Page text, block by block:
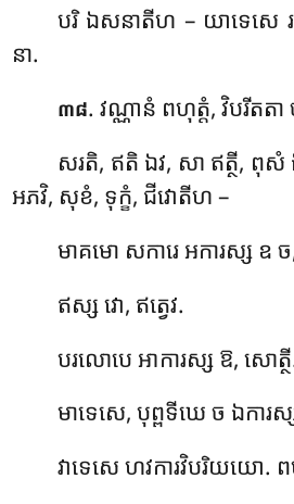
បរិ ឯសនាតីហ – យាទេសេ
នា.
៣៨. វណ្ណានំ ពហុត្តំ, វិបរីតតា
សរតិ, ឥតិ ឯវ, សា ឥត្ថី, ពុ
អភវិ, សុខំ, ទុក្ខំ, ជីវោតីហ –
មាគមោ សការេ អការស្ស ឧ
ឥស្ស វោ, ឥត្វេវ.
បរលោបេ អាការស្ស ឱ, សោត្
មាទេសេ, បុព្ពទីឃេ ច ឯការ
វាទេសេ ហវការវិបរិយយោ. ព